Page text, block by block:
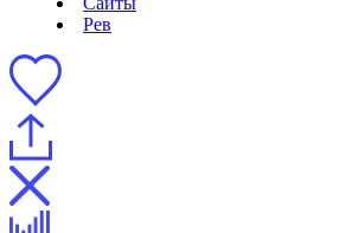
Рев